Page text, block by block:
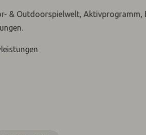
& Outdoorspielwelt, Aktivprogramm,